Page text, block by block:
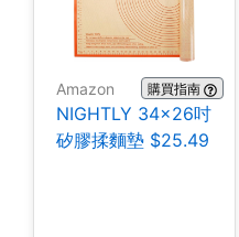
Amazon 購買指南
NIGHTLY 34x26吋
矽膠揉麵墊 $25.49